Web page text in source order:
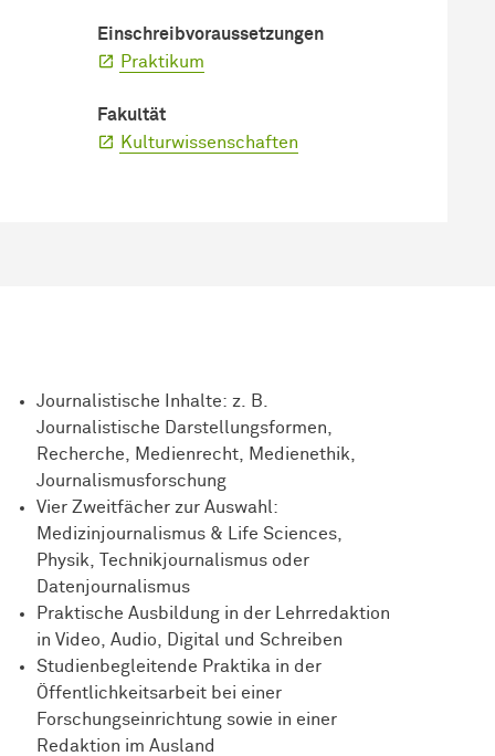
Einschreib­voraussetzungen
Praktikum
Fakultät
Kulturwissenschaften
Journalistische Inhalte: z. B.
Journalistische Darstellungsformen,
Recherche, Medienrecht, Medienethik,
Journalismusforschung
Vier Zweitfächer zur Auswahl:
Medizinjournalismus & Life Sciences,
Physik, Technikjournalismus oder
Datenjournalismus
Praktische Ausbildung in der Lehrredaktion
in Video, Audio, Digital und Schreiben
Studienbegleitende Praktika in der
Öffentlichkeitsarbeit bei einer
Forschungseinrichtung sowie in einer
Redaktion im Ausland